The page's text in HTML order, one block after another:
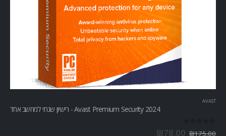
AVAST
Avast Premium Security 2024 - רישיון שנתי למחשב אחד
₪175.00
₪78.00